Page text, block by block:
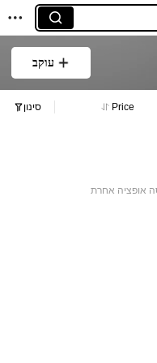
עוקב
Price סינון
אופציה אחרת